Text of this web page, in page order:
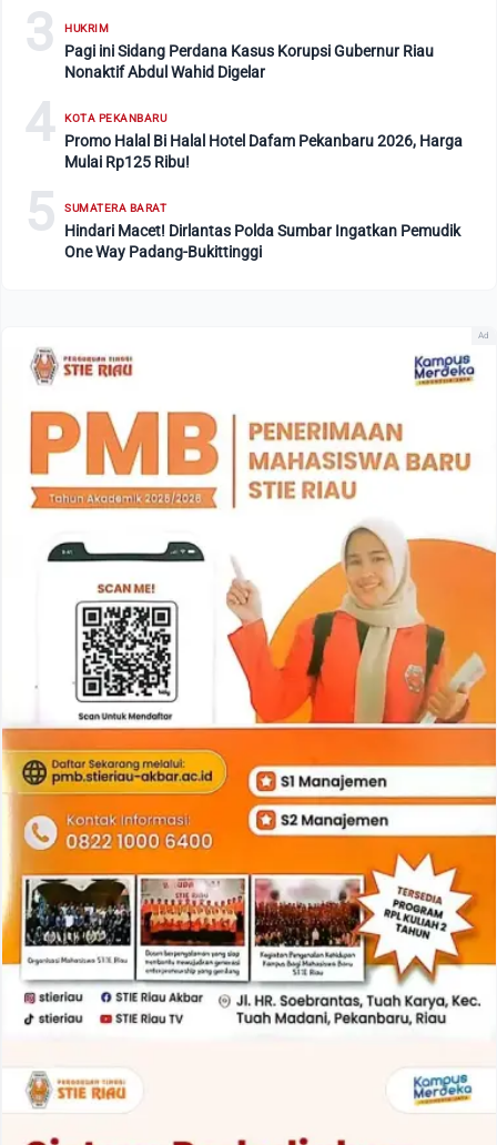
3 HUKRIM
Pagi ini Sidang Perdana Kasus Korupsi Gubernur Riau
Nonaktif Abdul Wahid Digelar
4 KOTA PEKANBARU
Promo Halal Bi Halal Hotel Dafam Pekanbaru 2026, Harga
Mulai Rp125 Ribu!
5 SUMATERA BARAT
Hindari Macet! Dirlantas Polda Sumbar Ingatkan Pemudik
One Way Padang-Bukittinggi
Ad